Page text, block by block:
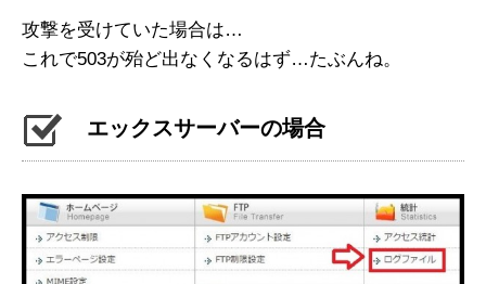
攻撃を受けていた場合は…
これで503が殆ど出なくなるはず…たぶんね。
エックスサーバーの場合